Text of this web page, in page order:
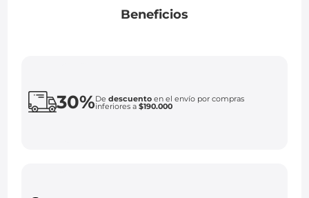
Beneficios
30%Dedescuento en el envío por compras
inferiores a$190.000